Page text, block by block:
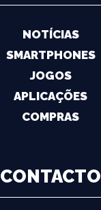
NOTÍCIAS
SMARTPHONES
JOGOS
APLICAÇÕES
COMPRAS
CONTACTO